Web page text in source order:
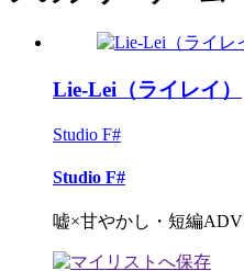
Lie-Lei（ライレイ）
Studio F#
Studio F#
嘘×甘やかし・短編ADV